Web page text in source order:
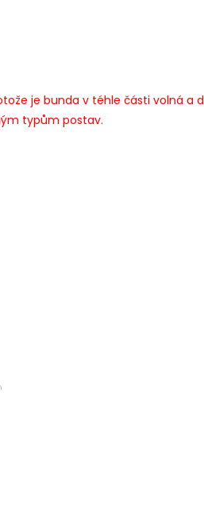
je bunda v téhle části volná a
typům postav.